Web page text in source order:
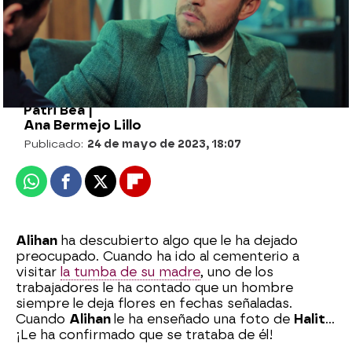
Patri Bea |
Ana Bermejo Lillo
Publicado: 24 de mayo de 2023, 18:07
WhatsappFacebook
X Flipboard
Alihan ha descubierto algo que le ha dejado
preocupado. Cuando ha ido al cementerio a
visitar la tumba de su madre, uno de los
trabajadores le ha contado que un hombre
siempre le deja flores en fechas señaladas.
Cuando Alihan le ha enseñado una foto de Halit…
¡Le ha confirmado que se trataba de él!